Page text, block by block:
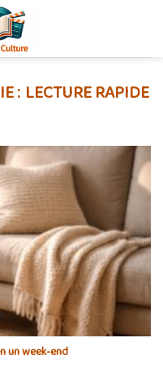
LECTURE RAPIDE
un week-end